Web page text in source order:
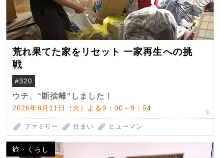
荒れ果てた家をリセット 一家再生への挑
戦
#320
ウチ、“断捨離”しました！
2026年8月11日（火）よる9：00～9：54
ファミリー 住まい ヒューマン
旅・くらし